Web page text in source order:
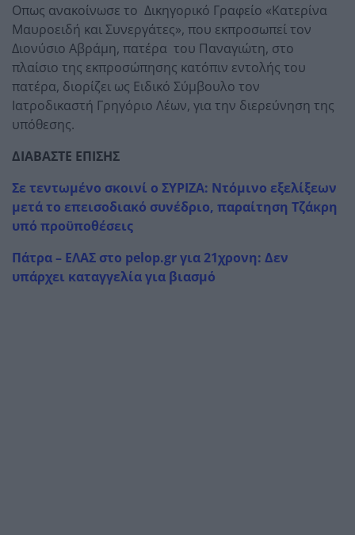
Οπως ανακοίνωσε το Δικηγορικό Γραφείο «Κατερίνα
Μαυροειδή και Συνεργάτες», που εκπροσωπεί τον
Διονύσιο Αβράμη, πατέρα του Παναγιώτη, στο
πλαίσιο της εκπροσώπησης κατόπιν εντολής του
πατέρα, διορίζει ως Ειδικό Σύμβουλο τον
Ιατροδικαστή Γρηγόριο Λέων, για την διερεύνηση της
υπόθεσης.
ΔΙΑΒΑΣΤΕ ΕΠΙΣΗΣ
Σε τεντωμένο σκοινί ο ΣΥΡΙΖΑ: Ντόμινο εξελίξεων
μετά το επεισοδιακό συνέδριο, παραίτηση Τζάκρη
υπό προϋποθέσεις
Πάτρα – ΕΛΑΣ στο pelop.gr για 21χρονη: Δεν
υπάρχει καταγγελία για βιασμό